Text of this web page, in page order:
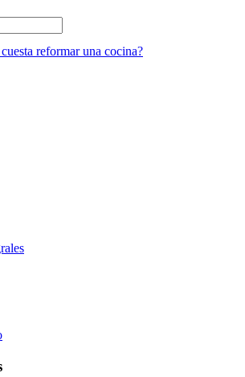
reformar una cocina?